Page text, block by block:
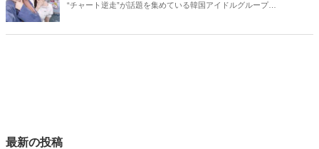
“チャート逆走”が話題を集めている韓国アイドルグループ
最新の投稿